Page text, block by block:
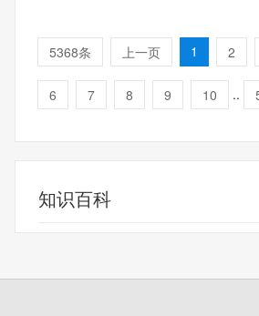
5368条 上一页 1 2
6 7 8 9 10 ..
知识百科